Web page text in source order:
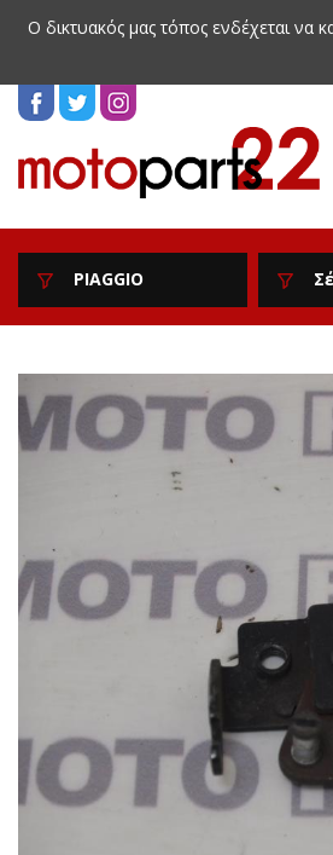
Ο δικτυακός μας τόπος ενδέχεται
PIAGGIO